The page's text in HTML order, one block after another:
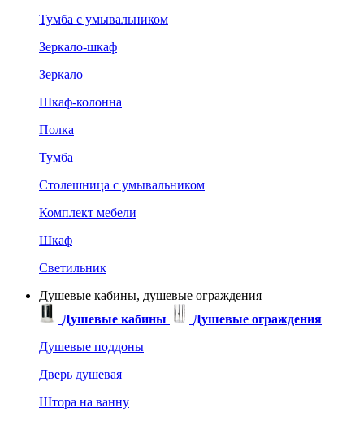
Тумба с умывальником
Зеркало-шкаф
Зеркало
Шкаф-колонна
Полка
Тумба
Столешница с умывальником
Комплект мебели
Шкаф
Светильник
Душевые кабины, душевые ограждения
Душевые кабины
Душевые ограждения
Душевые поддоны
Дверь душевая
Штора на ванну